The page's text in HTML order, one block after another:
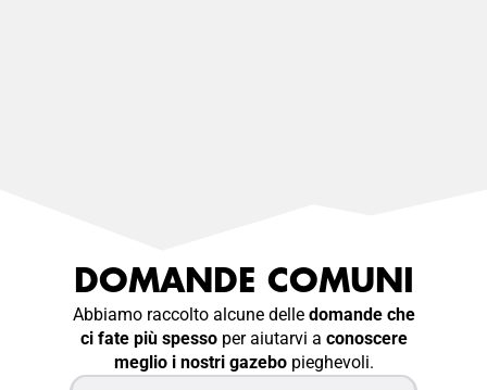
DOMANDE COMUNI
Abbiamo raccolto alcune delle domande che
ci fate più spessoper aiutarvi a conoscere
meglio i nostri gazebo pieghevoli.